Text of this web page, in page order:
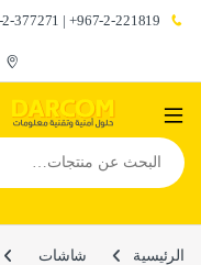
967-2-221819+ | 967-2-377271+
البحث عن:
الرئيسية شاشات